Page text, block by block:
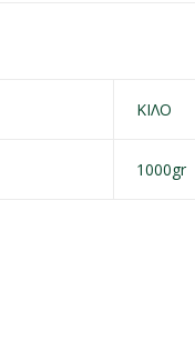
ΚΙΛΟ
1000gr